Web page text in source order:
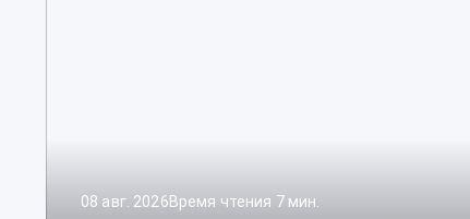
08 авг. 2026Время чтения 7 мин.